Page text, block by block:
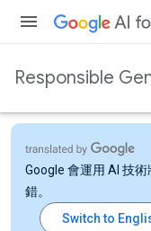
Responsible
Google 會運用 AI 技
錯。